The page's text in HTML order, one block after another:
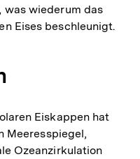
was wiederum das
Eises beschleunigt.
Eiskappen hat
Meeresspiegel,
Ozeanzirkulation